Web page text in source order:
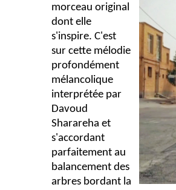
morceau original
dont elle
s'inspire. C'est
sur cette mélodie
profondément
mélancolique
interprétée par
Davoud
Sharareha et
s'accordant
parfaitement au
balancement des
arbres bordant la